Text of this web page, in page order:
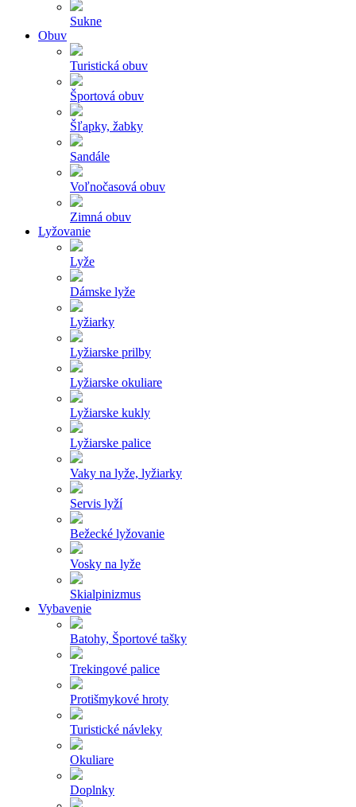
Sukne
Obuv
Turistická obuv
Športová obuv
Šľapky, žabky
Sandále
Voľnočasová obuv
Zimná obuv
Lyžovanie
Lyže
Dámske lyže
Lyžiarky
Lyžiarske prilby
Lyžiarske okuliare
Lyžiarske kukly
Lyžiarske palice
Vaky na lyže, lyžiarky
Servis lyží
Bežecké lyžovanie
Vosky na lyže
Skialpinizmus
Vybavenie
Batohy, Športové tašky
Trekingové palice
Protišmykové hroty
Turistické návleky
Okuliare
Doplnky